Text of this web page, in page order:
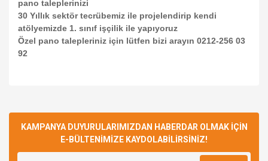
pano taleplerinizi
30 Yıllık sektör tecrübemiz ile projelendirip kendi
atölyemizde 1. sınıf işçilik ile yapıyoruz
Özel pano talepleriniz için lütfen bizi arayın 0212-256 03
92
Yorum Yaz
kullanarak tarafımıza iletebilirsiniz.
Görüş ve önerileriniz için teşekkür ederiz.
Ürün resmi kalitesiz, bozuk veya görüntülenemiyor.
KAMPANYA DUYURULARIMIZDAN HABERDAR OLMAK İÇİN
E-BÜLTENİMİZE KAYDOLABİLİRSİNİZ!